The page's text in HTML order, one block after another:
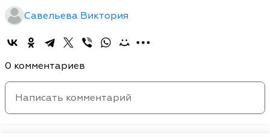
Савельева Виктория
0 комментариев